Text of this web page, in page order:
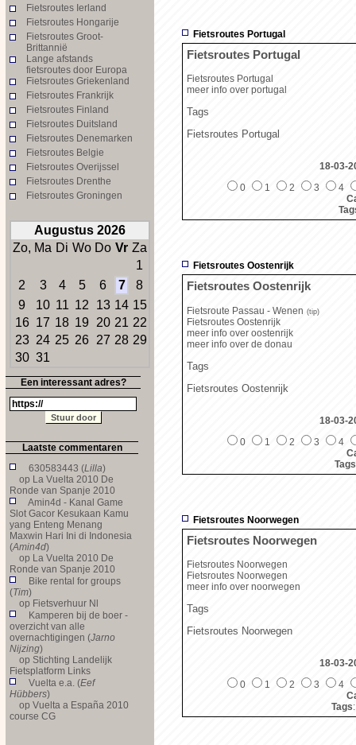
Fietsroutes Ierland
Fietsroutes Hongarije
Fietsroutes Groot-
Brittannië
Lange afstands
fietsroutes door Europa
Fietsroutes Griekenland
Fietsroutes Frankrijk
Fietsroutes Finland
Fietsroutes Duitsland
Fietsroutes Denemarken
Fietsroutes Belgie
Fietsroutes Overijssel
Fietsroutes Drenthe
Fietsroutes Groningen
Augustus 2026
Zo, Ma Di Wo Do Vr Za
1
2
3 4 5 6 7
8
9
10 11 12 13 14 15
16 17 18 19 20 21 22
23 24 25 26 27 28 29
30 31
Een interessant adres?
Laatste commentaren
630583443 (Lilla)
op La Vuelta 2010 De
Ronde van Spanje 2010
Amin4d - Kanal Game
Slot Gacor Kesukaan Kamu
yang Enteng Menang
Maxwin Hari Ini di Indonesia
(Amin4d)
op La Vuelta 2010 De
Ronde van Spanje 2010
Bike rental for groups
(Tim)
op Fietsverhuur Nl
Kamperen bij de boer -
overzicht van alle
overnachtigingen (Jarno
Nijzing)
op Stichting Landelijk
Fietsplatform Links
Vuelta e.a. (Eef
Hübbers)
op Vuelta a España 2010
course CG
Fietsroutes Portugal
Fietsroutes Portugal
Fietsroutes Portugal
meer info over portugal
Tags
Fietsroutes Portugal
18-03-
0
1 2 3
4
Fietsroutes Oostenrijk
Fietsroutes Oostenrijk
Fietsroute Passau - Wenen (tip)
Fietsroutes Oostenrijk
meer info over oostenrijk
meer info over de donau
Tags
Fietsroutes Oostenrijk
18-03-
0
1 2 3
4
Tags
Fietsroutes Noorwegen
Fietsroutes Noorwegen
Fietsroutes Noorwegen
Fietsroutes Noorwegen
meer info over noorwegen
Tags
Fietsroutes Noorwegen
18-03-
0
1 2 3
4
Tags